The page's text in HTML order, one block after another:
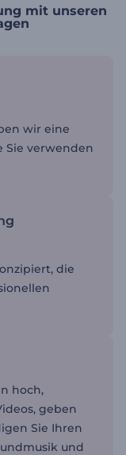
mit unseren
wir eine
Sie verwenden
die
hoch,
geben
Sie Ihren
und